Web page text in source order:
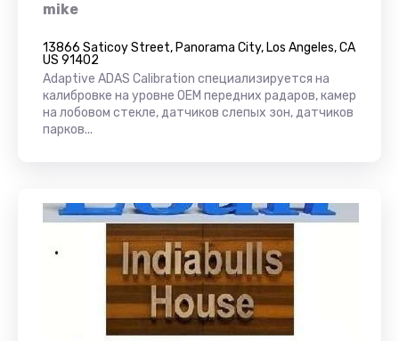
mike
13866 Saticoy Street, Panorama City, Los Angeles, CA
US 91402
Adaptive ADAS Calibration специализируется на
калибровке на уровне OEM передних радаров, камер
на лобовом стекле, датчиков слепых зон, датчиков
парков...